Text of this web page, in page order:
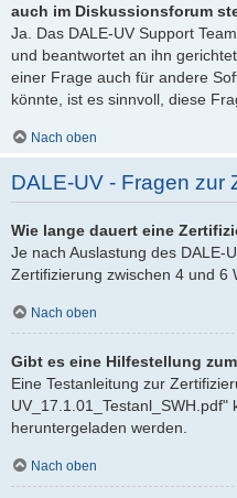
auch im Diskussionsforum
Ja. Das DALE-UV Support
und beantwortet an ihn
einer Frage auch für andere
könnte, ist es sinnvoll, diese
Nach oben
DALE-UV - Fragen zur
Wie lange dauert eine
Je nach Auslastung des DALE-
Zertifizierung zwischen 4 und 6
Nach oben
Gibt es eine Hilfestellung
Eine Testanleitung zur
UV_17.1.01_Testanl_SWH.pdf"
heruntergeladen werden.
Nach oben